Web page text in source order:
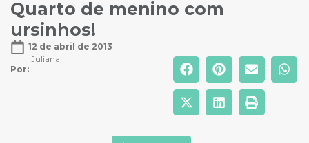
Quarto de menino com
ursinhos!
12 de abril de 2013
Por:
Juliana